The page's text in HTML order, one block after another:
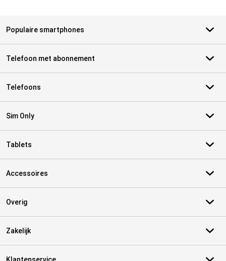
Populaire smartphones
Telefoon met abonnement
Telefoons
Sim Only
Tablets
Accessoires
Overig
Zakelijk